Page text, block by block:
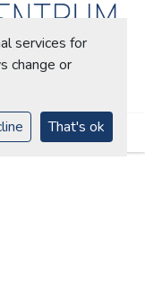
services for
change or
That's ok